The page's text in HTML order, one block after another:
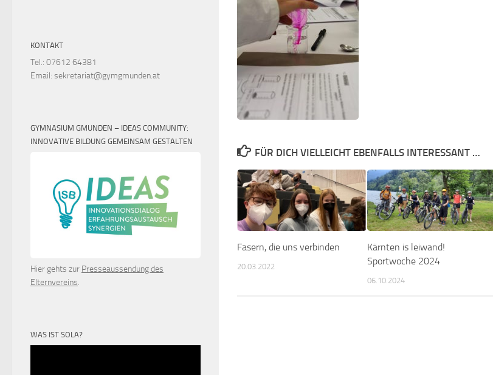
FÜR DICH VIELLEICHT EBENFALLS INTERESSANT …
Fasern, die uns verbinden
20.03.2022
Kärnten is leiwand!
Sportwoche 2024
06.10.2024
KONTAKT
Tel.: 07612 64381
Email: sekretariat@gymgmunden.at
GYMNASIUM GMUNDEN – IDEAS COMMUNITY:
INNOVATIVE BILDUNG GEMEINSAM GESTALTEN
Hier gehts zur Presseaussendung des
Elternvereins.
WAS IST SOLA?